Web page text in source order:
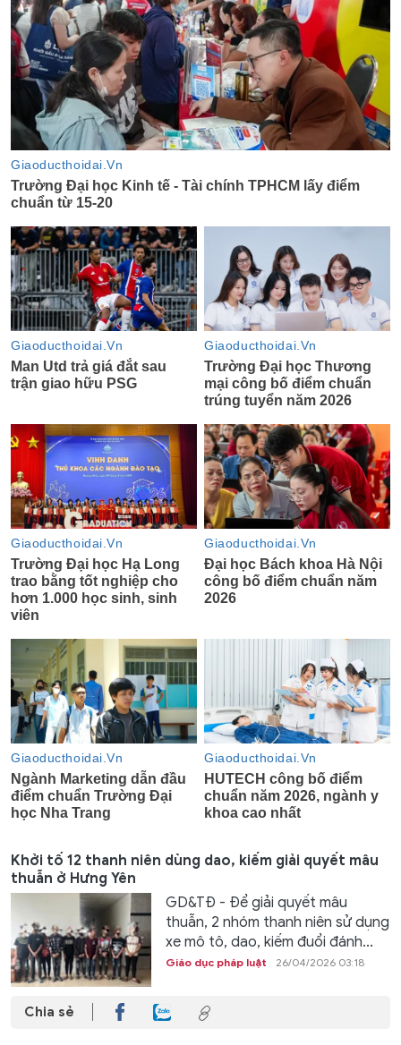
Khởi tố 12 thanh niên dùng dao, kiếm giải quyết mâu
thuẫn ở Hưng Yên
GD&TĐ - Để giải quyết mâu
thuẫn, 2 nhóm thanh niên sử dụng
xe mô tô, dao, kiếm đuổi đánh...
Giáo dục pháp luật 26/04/2026 03:18
Chia sẻ